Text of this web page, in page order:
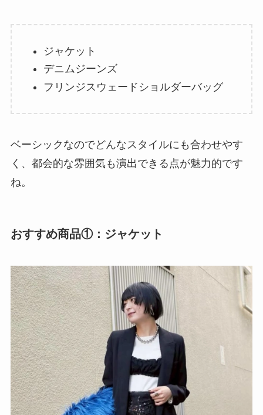
ジャケット
デニムジーンズ
フリンジスウェードショルダーバッグ
ベーシックなのでどんなスタイルにも合わせやす
く、都会的な雰囲気も演出できる点が魅力的です
ね。
おすすめ商品①：ジャケット